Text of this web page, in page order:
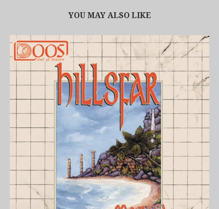
YOU MAY ALSO LIKE